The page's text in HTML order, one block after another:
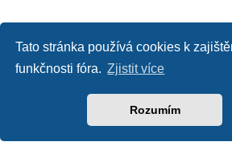
Tato stránka používá cookies k
funkčnosti fóra. Zjistit více
Rozumím